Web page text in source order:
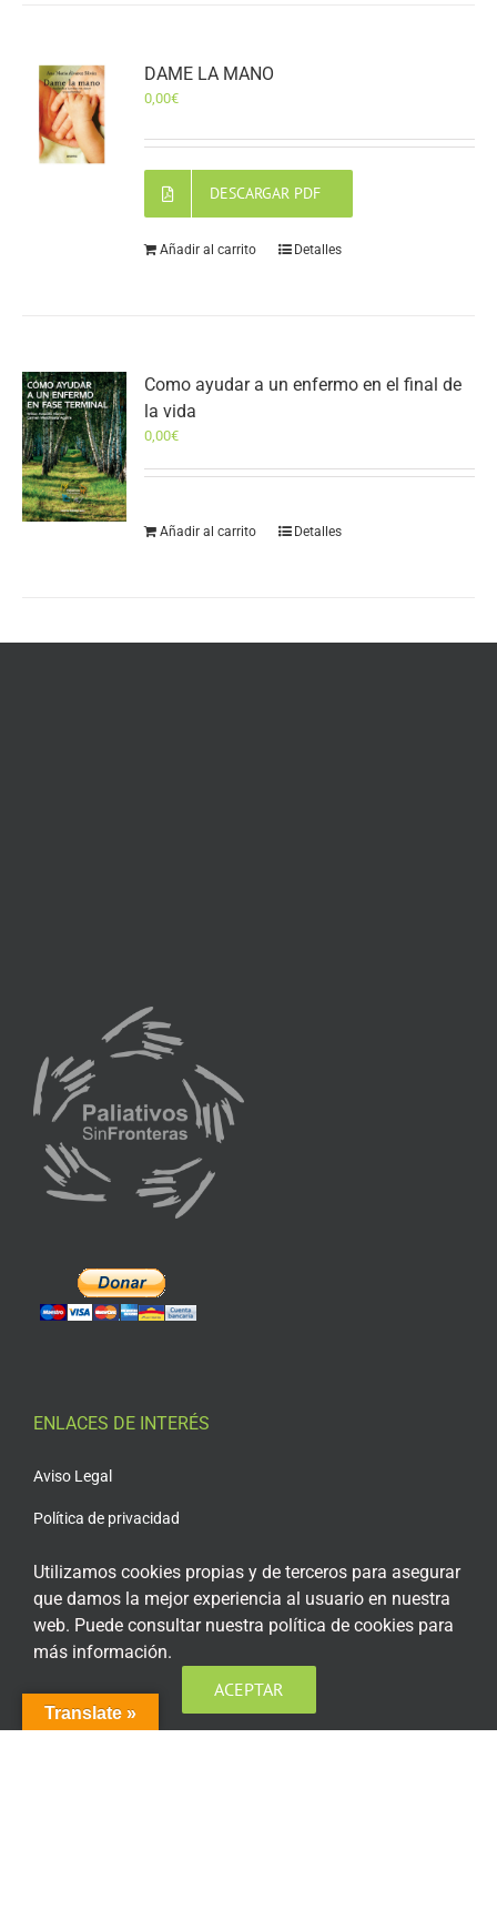
DAME LA MANO
0,00€
DESCARGAR PDF
Añadir al carrito Detalles
Como ayudar a un enfermo en el final de
la vida
0,00€
Añadir al carrito Detalles
ENLACES DE INTERÉS
Aviso Legal
Política de privacidad
Política de cookies
Condiciones generales de contratación
Acceso plataforma de teleformación
Translate »
Utilizamos cookies propias y de terceros para asegurar
que damos la mejor experiencia al usuario en nuestra
web. Puede consultar nuestra política de cookies para
más información.
ACEPTAR